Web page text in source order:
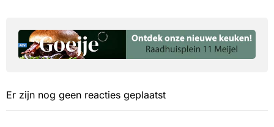
Er zijn nog geen reacties geplaatst